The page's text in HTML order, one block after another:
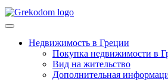
Недвижимость в Греции
Покупка недвижимости в
Вид на жительство
Дополнительная